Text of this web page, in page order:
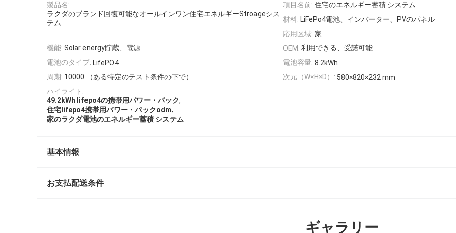
製品名:
ラクダのブランド回復可能なオールインワン住宅エネルギーStroageシス
テム
項目名前: 住宅のエネルギー蓄積 システム
材料: LiFePo4電池、インバーター、PVのパネル
応用区域: 家
機能: Solar energy貯蔵、電源 OEM: 利用できる、受諾可能
電池のタイプ: LifePO4 電池容量: 8.2kWh
周期: 10000 （ある特定のテスト条件の下で） 次元（W×H×D）: 580×820×232 mm
ハイライト:
49.2kWh lifepo4の携帯用パワー・パック,
住宅lifepo4携帯用パワー・パックodm,
家のラクダ電池のエネルギー蓄積 システム
基本情報
お支払配送条件
ギャラリー